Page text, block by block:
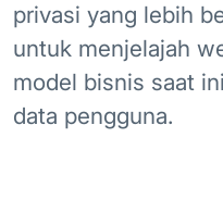
privasi yang lebih
untuk menjelajah
model bisnis saat
data pengguna.